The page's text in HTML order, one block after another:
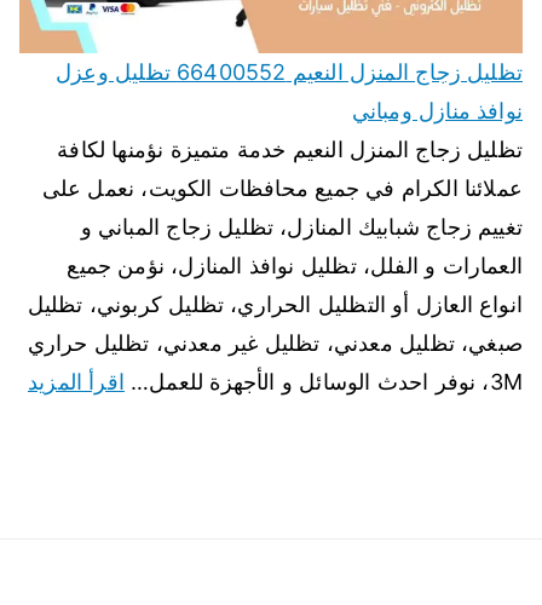
تظليل زجاج المنزل النعيم 66400552 تظليل وعزل
نوافذ منازل ومباني
تظليل زجاج المنزل النعيم خدمة متميزة نؤمنها لكافة
عملائنا الكرام في جميع محافظات الكويت، نعمل على
تغييم زجاج شبابيك المنازل، تظليل زجاج المباني و
العمارات و الفلل، تظليل نوافذ المنازل، نؤمن جميع
انواع العازل أو التظليل الحراري، تظليل كربوني، تظليل
صبغي، تظليل معدني، تظليل غير معدني، تظليل حراري
3M، نوفر احدث الوسائل و الأجهزة للعمل…
اقرأ المزيد